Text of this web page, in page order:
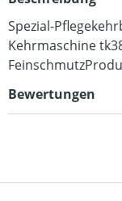
Spezial-
Kehrmaschine
Bewertungen